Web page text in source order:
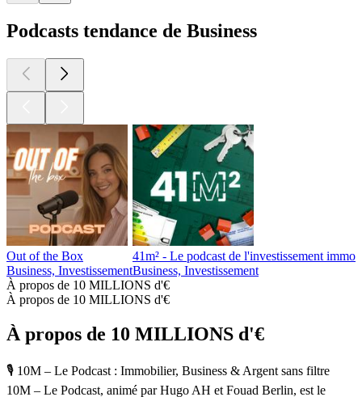
Podcasts tendance de Business
Out of the Box
Business, Investissement
41m² - Le podcast de l'investissement
Business, Investissement
À propos de 10 MILLIONS d'€
À propos de 10 MILLIONS d'€
À propos de 10 MILLIONS d'€
🎙️ 10M – Le Podcast : Immobilier, Business & Argent sans filtre
10M – Le Podcast, animé par Hugo AH et Fouad Berlin, est le